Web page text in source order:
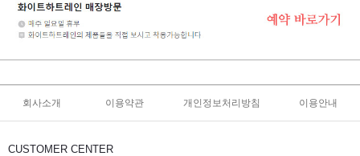
회사소개 이용약관 개인정보처리방침 이용안내
CUSTOMER CENTER